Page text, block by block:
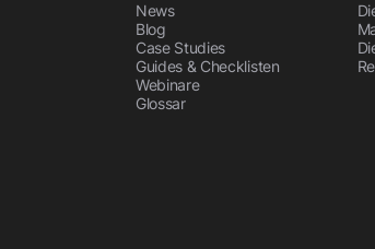
News
Blog
Case Studies
Guides & Checklisten
Webinare
Glossar